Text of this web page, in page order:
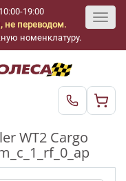
19:00
не переводом.
номенклатуру.
WT2 Cargo